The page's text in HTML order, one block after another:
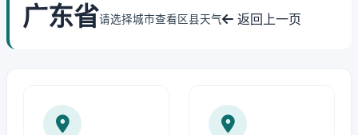
广东省请选择城市查看区县天气 返回上一页